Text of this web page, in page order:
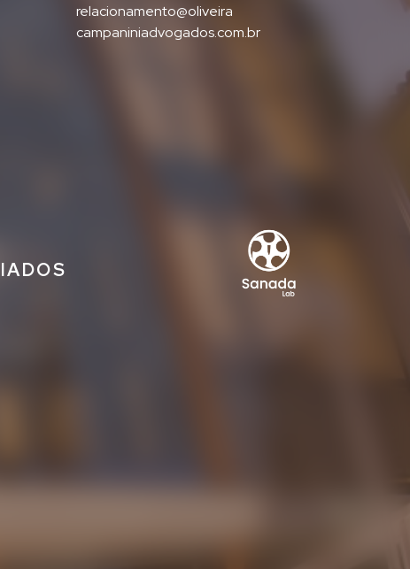
relacionamento@oliveira
campaniniadvogados.com.br